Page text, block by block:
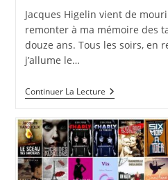
la
publication :
Jacques Higelin vient de
remonter à ma mémoire des
douze ans. Tous les soirs, en
j’allume le…
Continuer La LectureRIP
Maître